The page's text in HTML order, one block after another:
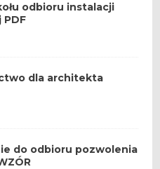
odbioru instalacji
dla architekta
do odbioru pozwolenia